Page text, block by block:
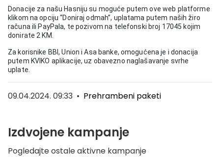
Donacije za našu Hasniju su moguće putem ove web platforme
klikom na opciju “Doniraj odmah”, uplatama putem naših žiro
računa ili PayPala, te pozivom na telefonski broj 17045 kojim
donirate 2 KM.
Za korisnike BBI, Union i Asa banke, omogućena je i donacija
putem KVIKO aplikacije, uz obavezno naglašavanje svrhe
uplate.
09.04.2024. 09:33 • Prehrambeni paketi
Izdvojene kampanje
Pogledajte ostale aktivne kampanje